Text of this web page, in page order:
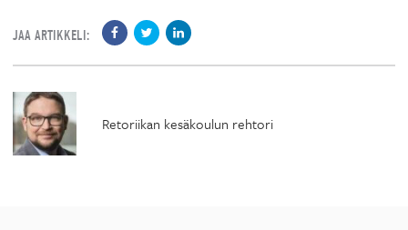
JAA ARTIKKELI:
Retoriikan kesäkoulun rehtori